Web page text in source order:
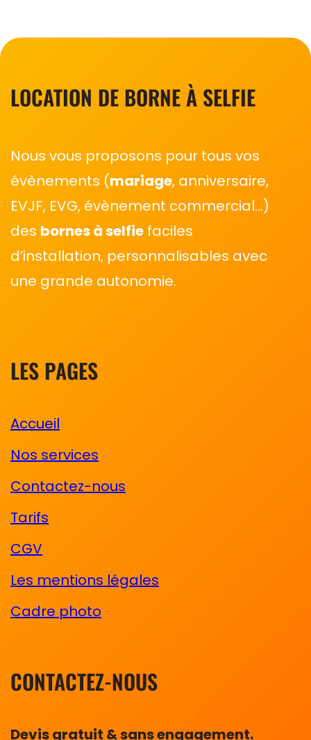
LOCATION DE BORNE À SELFIE
Nous vous proposons pour tous vos
évènements (mariage, anniversaire,
EVJF, EVG, évènement commercial…)
des bornes à selfie faciles
d’installation, personnalisables avec
une grande autonomie.
LES PAGES
Accueil
Nos services
Contactez-nous
Tarifs
CGV
Les mentions légales
Cadre photo
CONTACTEZ-NOUS
Devis gratuit & sans engagement.